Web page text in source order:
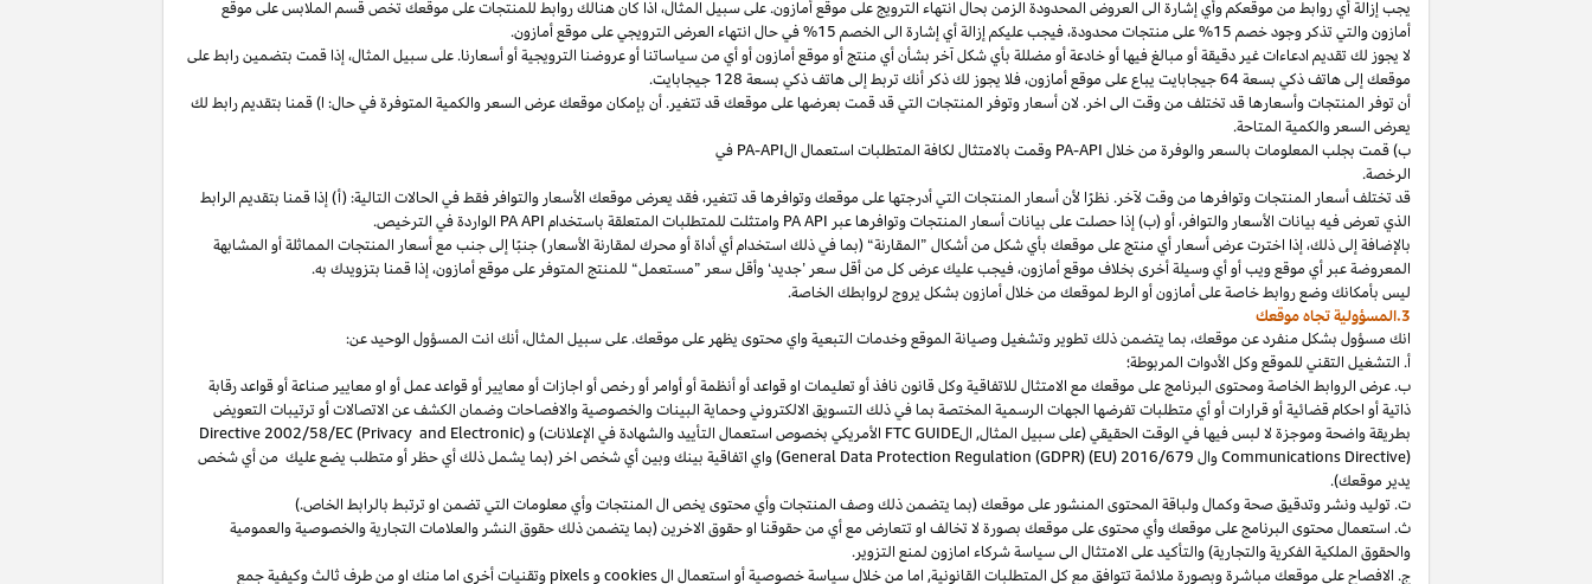
يجب إزالة أي روابط من موقعكم وأي إشارة الى العروض المحدودة الزمن بحال انتهاء الترويج على موقع أمازون. على سبيل المثال، اذا كان هنالك روابط للمنتجات على موقعك تخص قسم الملابس على موقع
أمازون والتي تذكر وجود خصم 15% على منتجات محدودة،فيجب عليكم إزالة أي إشارة الى الخصم 15% في حال انتهاء العرض الترويجي على موقع أمازون.
لا يجوز لك تقديم ادعاءاتغيردقيقةأو مبالغفيهاأوخادعةأو مضللة بأيشكلآخر بشأنأي منتجأو موقعأمازونأوأي منسياساتناأوعروضنا الترويجيةأوأسعارنا.علىسبيل المثال،إذا قمت بتضمينرابطعلى
موقعكإلىهاتفذكي بسعة جيجابايت يباععلى موقعأمازون،فلا يجوز لكذكرأنك تربطإلىهاتفذكي بسعة جيجابايت.
أن توفر المنتجات وأسعارها قد تختلف من وقت الى اخر. لان أسعار وتوفر المنتجات التي قد قمت بعرضها على موقعك قد تتغير. أن بإمكان موقعك عرض السعر والكمية المتوفرة في حال: ا) قمنا بتقديم رابط لك
يعرض السعر والكمية المتاحة.
ب) قمت بجلب المعلومات بالسعر والوفرة من خلال PA-API وقمت بالامتثال لكافة المتطلبات استعمال ال PA-API
في
الرخصة.
قد تختلف أسعار المنتجات وتوافرها من وقت لآخر. نظرًا لأن أسعار المنتجات التي أدرجتها على موقعك وتوافرها قد تتغير، فقد يعرض موقعك الأسعار والتوافر فقط في الحالات التالية: (أ) إذا قمنا بتقديم الرابط
الذي تعرض فيه بيانات الأسعار والتوافر، أو (ب) إذا حصلت على بيانات أسعار المنتجات وتوافرها عبر
وامتثلت للمتطلبات المتعلقة باستخدام الواردة في الترخيص.
بالإضافة إلىذلك، إذا اخترتعرضأسعار أي منتجعلى موقعك بأيشكل منأشكال ”المقارنة“
(بمافيذلك استخدامأيأداةأو محرك لمقارنة الأسعار)جنبًا إلىجنب معأسعار المنتجات المماثلةأو المشابهة
المعروضةعبر أي موقعويبأوأيوسيلةأخرى بخلاف موقعأمازون،فيجبعليكعرض كل منأقلسعر ’جديد‘ وأقلسعر ”مستعمل“ للمنتج المتوفر على موقعأمازون، إذا قمنا بتزويدك به.
ليس بأمكانكوضع روابط خاصة على أمازون أو الرط لموقعك من خلال أمازون بشكل يروج لروابطك الخاصة.
3.المسؤولية تجاه موقعك
انك مسؤول بشكل منفرد عن موقعك، بما يتضمن ذلك تطويروتشغيلوصيانة الموقع وخدمات التبعية واي محتوى يظهر على موقعك. على سبيل المثال،أنك انت المسؤول الوحيد عن:
أ. التشغيل التقني للموقع وكل الأدوات المربوطة؛
ب. عرض الروابط الخاصة ومحتوى البرنامج على موقعك مع الامتثال للاتفاقية وكل قانون نافذ أو تعليمات او قواعد أو أنظمة أو أوامر أو رخص أو اجازات أو معايير أو قواعد عمل أو او معايير صناعة أو قواعد رقابة
ذاتية أو احكام قضائية أو قرارات أو أي متطلبات تفرضها الجهات الرسمية المختصة بما في ذلك التسويق الالكتروني وحماية البينات والخصوصيةوالافصاحاتوضمان الكشف عن الاتصالات أو ترتيبات التعويض
بطريقة واضحة وموجزة لا لبس فيها في الوقت الحقيقي(على سبيل المثال, الFTC GUIDE الأمريكي بخصوص استعمال التأييد والشهادة في الإعلانات) و (Directive 2002/58/EC (Privacy and Electronic
Communications Directive) وال General Data Protection Regulation (GDPR) (EU) 2016/679) واي اتفاقية بينك وبين أي شخص اخر (بما يشمل ذلك أي حظر أو متطلب يضع عليك من أي شخص
يدير موقعك).
ت. توليد ونشر وتدقيق صحة وكمال ولباقة المحتوى المنشور على موقعك (بما يتضمن ذلك وصف المنتجات وأي محتوى يخص ال المنتجات وأي معلومات التي تضمن او ترتبط بالرابط الخاص.)
ث. استعمال محتوى البرنامج على موقعك وأي محتوى على موقعك بصورة لا تخالف او تتعارض مع أي من حقوقنا او حقوق الاخرين (بما يتضمن ذلك حقوق النشر والعلامات التجارية والخصوصية والعمومية
والحقوق الملكية الفكرية والتجارية) والتأكيد على الامتثال الى سياسة شركاء امازون لمنع التزوير.
ج. الافصاح على موقعك مباشرة وبصورة ملائمة تتوافق مع كل المتطلبات القانونية, اما من خلال سياسة خصوصية أو استعمال الcookiesوpixels وتقنيات أخرى اما منك او من طرف ثالث وكيفية جمع